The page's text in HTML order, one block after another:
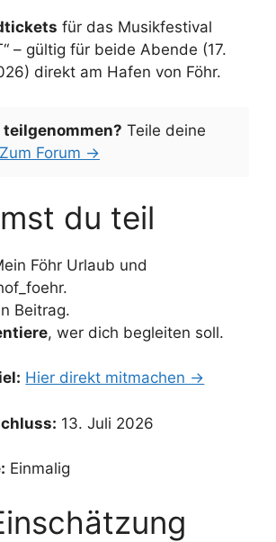
für das Musikfestival
– gültig für beide Abende (17.
direkt am Hafen von Föhr.
teilgenommen? Teile deine
Zum Forum →
du teil
Föhr Urlaub und
Beitrag.
, wer dich begleiten soll.
Hier direkt mitmachen →
13. Juli 2026
Einmalig